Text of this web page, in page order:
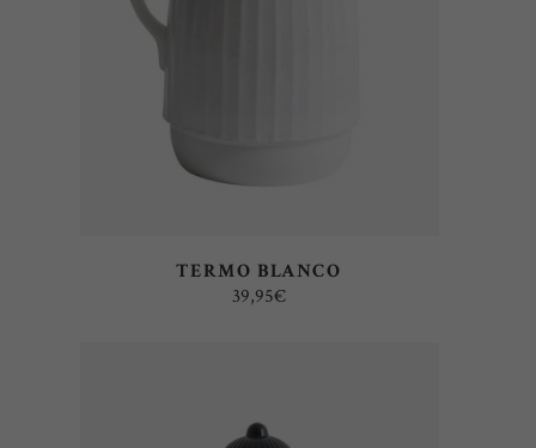
TERMO BLANCO
39,95€